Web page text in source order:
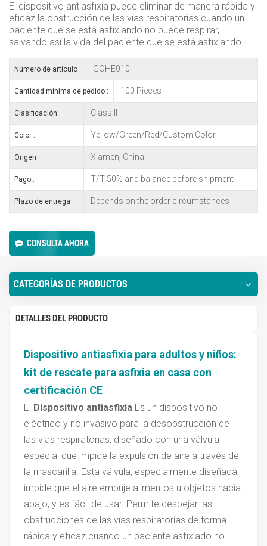
El dispositivo antiasfixia puede eliminar de manera rápida y
eficaz la obstrucción de las vías respiratorias cuando un
paciente que se está asfixiando no puede respirar,
salvando así la vida del paciente que se está asfixiando.
Número de artículo : GOHE010
Cantidad mínima de pedido : 100 Pieces
Clasificación : Class II
Color : Yellow/Green/Red/Custom Color
Origen : Xiamen, China
Pago : T/T 50% and balance before shipment
Plazo de entrega : Depends on the order circumstances
CONSULTA AHORA
CATEGORÍAS DE PRODUCTOS
DETALLES DEL PRODUCTO
Dispositivo antiasfixia para adultos y niños:
kit de rescate para asfixia en casa con
certificación CE
El Dispositivo antiasfixia Es un dispositivo no
eléctrico y no invasivo para la desobstrucción de
las vías respiratorias, diseñado con una válvula
especial que impide la expulsión de aire a través de
la mascarilla. Esta válvula, especialmente diseñada,
impide que el aire empuje alimentos u objetos hacia
abajo, y es fácil de usar. Permite despejar las
obstrucciones de las vías respiratorias de forma
rápida y eficaz cuando un paciente asfixiado no